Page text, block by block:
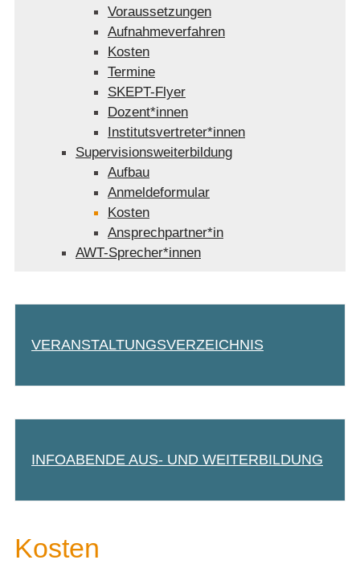
Voraussetzungen
Aufnahmeverfahren
Kosten
Termine
SKEPT-Flyer
Dozent*innen
Institutsvertreter*innen
Supervisionsweiterbildung
Aufbau
Anmeldeformular
Kosten
Ansprechpartner*in
AWT-Sprecher*innen
VERANSTALTUNGSVERZEICHNIS
INFOABENDE AUS- UND WEITERBILDUNG
Kosten